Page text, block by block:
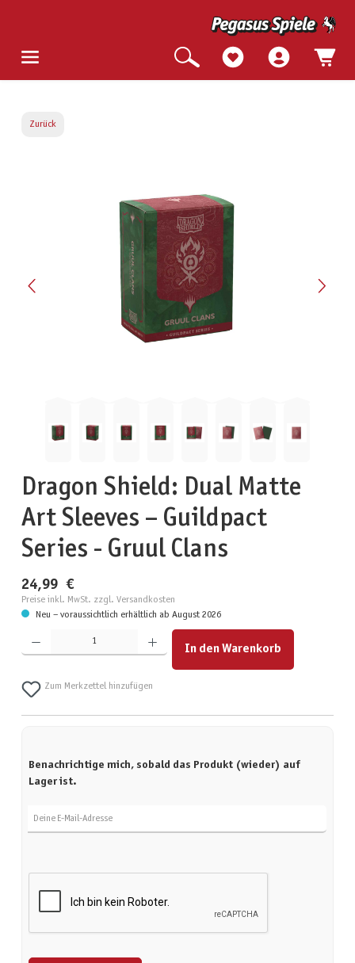
Zurück
Dragon Shield: Dual Matte
Art Sleeves – Guildpact
Series - Gruul Clans
24,99 €
Preise inkl. MwSt. zzgl. Versandkosten
Neu – voraussichtlich erhältlich ab August 2026
Produkt Anzahl: Gib den gewünschten Wert ein oder benutze die Schaltflächen um die Anzahl zu
In den Warenkorb
Zum Merkzettel hinzufügen
Benachrichtige mich, sobald das Produkt (wieder) auf
Lager ist.